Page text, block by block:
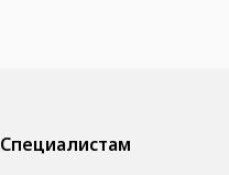
Специалистам